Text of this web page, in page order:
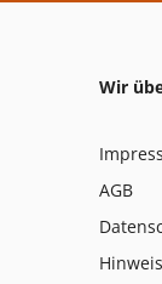
Wir
AGB